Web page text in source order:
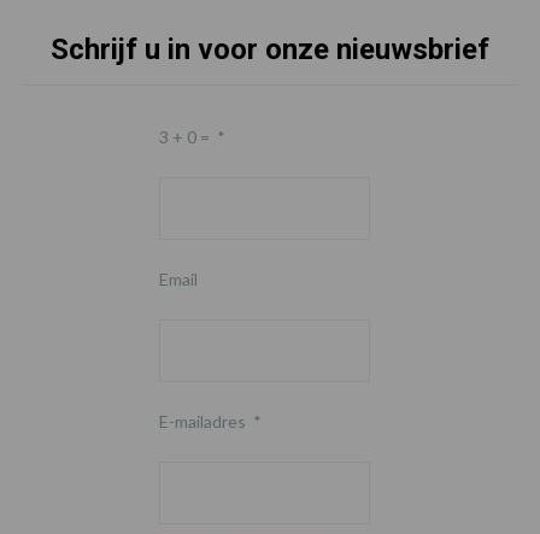
Schrijf u in voor onze nieuwsbrief
3 + 0 = *
Email
E-mailadres *